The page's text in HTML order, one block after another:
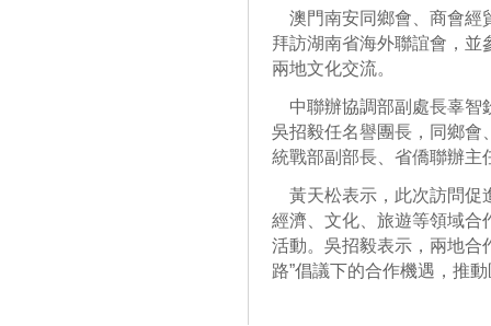
澳門南安同鄉會、商會經
拜訪湖南省海外聯誼會，並
兩地文化交流。
中聯辦協調部副處長辜智
吳招毅任名譽團長，同鄉會
統戰部副部長、省僑聯辦主
黃天松表示，此次訪問促
經濟、文化、旅遊等領域合
活動。吳招毅表示，兩地合
路”倡議下的合作機遇，推